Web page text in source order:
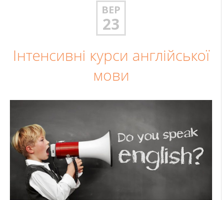
ВЕР
23
Інтенсивні курси англійської
мови